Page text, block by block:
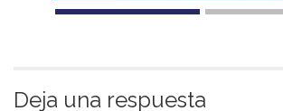
Deja una respuesta